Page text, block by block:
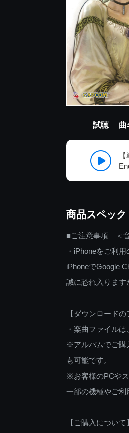
試聴 曲
商品スペック
■ご注意事項 ＜
・iPhoneをご利
iPhoneでGoogle
誠に恐れ入ります
【ダウンロード
・楽曲ファイル
※アルバムでご購
も可能です。
※お客様のPCや
一部の機種やご利
【ご購入について